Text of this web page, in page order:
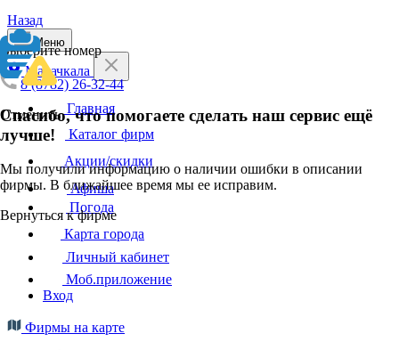
Назад
Выберите номер
8 (8782) 26-32-44
Отменить
Спасибо, что помогаете сделать наш сервис ещё
лучше!
Мы получили информацию о наличии ошибки в описании
фирмы. В ближайшее время мы ее исправим.
Вернуться к фирме
Меню
Махачкала
Главная
Каталог фирм
Акции/скидки
Афиша
Погода
Карта города
Личный кабинет
Моб.приложение
Вход
Фирмы на карте